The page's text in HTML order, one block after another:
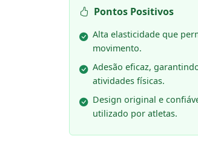
Pontos Positivos
Alta elasticidade que
movimento.
Adesão eficaz,
atividades físicas.
Design original e
utilizado por atletas.